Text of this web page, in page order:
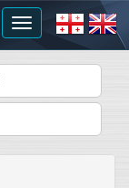
Toggle
navigation